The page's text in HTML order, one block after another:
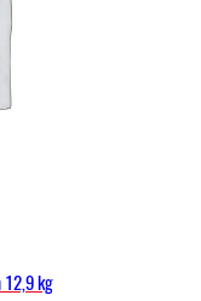
12,9 kg